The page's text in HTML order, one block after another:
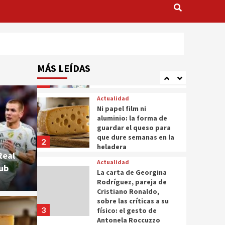
que…» Franco Mastantuono deja Real Madrid y ya
MÁS LEÍDAS
tiene nuevo club
2
que dure semanas en la
Actualidad
La carta de Georgina
Rodríguez, pareja de
Cristiano Ronaldo,
sobre las críticas a su
Antonela Roccuzzo
Actualidad
Así es el «Chernobyl
argentino»: un pozo
petrolero abandonado
dejó un desastre